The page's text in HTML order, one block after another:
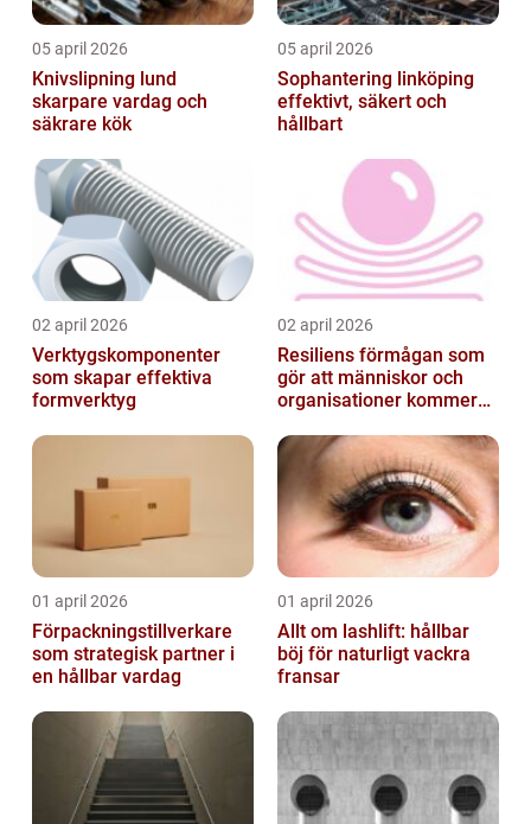
05 april 2026
Knivslipning lund
skarpare vardag och
säkrare kök
05 april 2026
Sophantering linköping
effektivt, säkert och
hållbart
02 april 2026
Verktygskomponenter
som skapar effektiva
formverktyg
02 april 2026
Resiliens förmågan som
gör att människor och
organisationer kommer
01 april 2026
Förpackningstillverkare
som strategisk partner i
en hållbar vardag
01 april 2026
Allt om lashlift: hållbar
böj för naturligt vackra
fransar